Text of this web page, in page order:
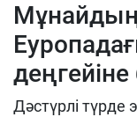
Дәстүрлі